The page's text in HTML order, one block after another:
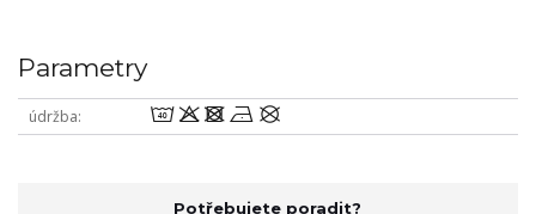
Parametry
údržba 8odnU
Potřebujete poradit?